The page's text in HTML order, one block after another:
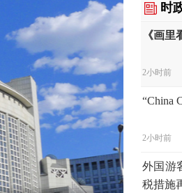
时
2小时前
2小时前
外国游
2小时前
外交部
场等答